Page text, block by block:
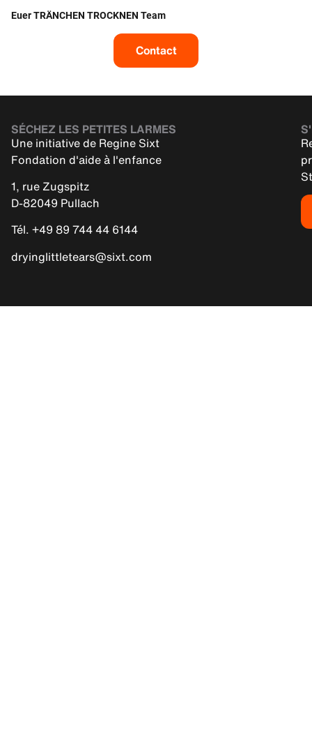
Euer TRÄNCHEN TROCKNEN Team
Contact
SÉCHEZ LES PETITES LARMES
Une initiative de Regine Sixt
Fondation d'aide à l'enfance
1, rue Zugspitz
D-82049 Pullach
Tél. +49 89 744 44 6144
dryinglittletears@sixt.com